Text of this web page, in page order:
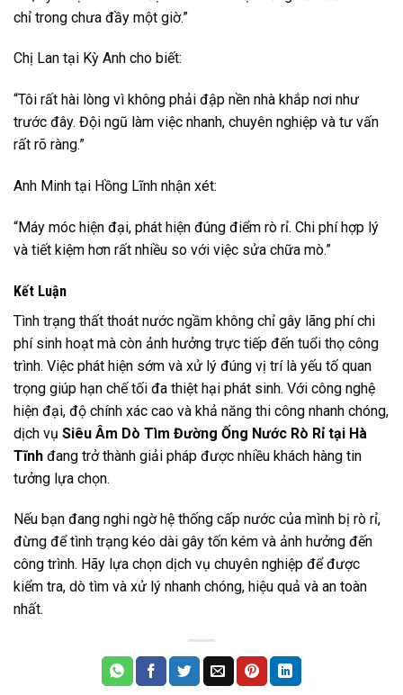
chỉ trong chưa đầy một giờ.”
Chị Lan tại Kỳ Anh cho biết:
“Tôi rất hài lòng vì không phải đập nền nhà khắp nơi như
trước đây. Đội ngũ làm việc nhanh, chuyên nghiệp và tư vấn
rất rõ ràng.”
Anh Minh tại Hồng Lĩnh nhận xét:
“Máy móc hiện đại, phát hiện đúng điểm rò rỉ. Chi phí hợp lý
và tiết kiệm hơn rất nhiều so với việc sửa chữa mò.”
Kết Luận
Tình trạng thất thoát nước ngầm không chỉ gây lãng phí chi
phí sinh hoạt mà còn ảnh hưởng trực tiếp đến tuổi thọ công
trình. Việc phát hiện sớm và xử lý đúng vị trí là yếu tố quan
trọng giúp hạn chế tối đa thiệt hại phát sinh. Với công nghệ
hiện đại, độ chính xác cao và khả năng thi công nhanh chóng,
dịch vụ Siêu Âm Dò Tìm Đường Ống Nước Rò Rỉ tại Hà
Tĩnh đang trở thành giải pháp được nhiều khách hàng tin
tưởng lựa chọn.
Nếu bạn đang nghi ngờ hệ thống cấp nước của mình bị rò rỉ,
đừng để tình trạng kéo dài gây tốn kém và ảnh hưởng đến
công trình. Hãy lựa chọn dịch vụ chuyên nghiệp để được
kiểm tra, dò tìm và xử lý nhanh chóng, hiệu quả và an toàn
nhất.